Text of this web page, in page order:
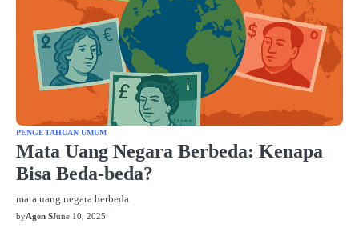
PENGETAHUAN UMUM
Mata Uang Negara Berbeda: Kenapa
Bisa Beda-beda?
mata uang negara berbeda
byAgen SJune 10, 2025